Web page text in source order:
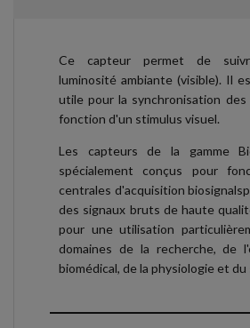
Ce capteur permet de
luminosité ambiante (visible). Il
utile pour la synchronisation
fonction d'un stimulus visuel.
Les capteurs de la gamme
spécialement conçus pour
centrales d'acquisition
des signaux bruts de haute
pour une utilisation
domaines de la recherche, de
biomédical, de la physiologie et du